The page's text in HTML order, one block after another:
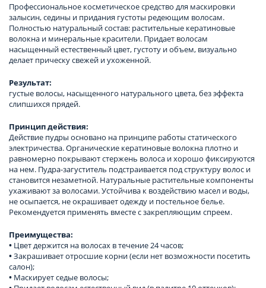
Профессиональное косметическое средство для маскировки
залысин, седины и придания густоты редеющим волосам.
Полностью натуральный состав: растительные кератиновые
волокна и минеральные красители. Придает волосам
насыщенный естественный цвет, густоту и объем, визуально
делает прическу свежей и ухоженной.
Результат:
густые волосы, насыщенного натурального цвета, без эффекта
слипшихся прядей.
Принцип действия:
Действие пудры основано на принципе работы статического
электричества. Органические кератиновые волокна плотно и
равномерно покрывают стержень волоса и хорошо фиксируются
на нем. Пудра-загуститель подстраивается под структуру волос и
становится незаметной. Натуральные растительные компоненты
ухаживают за волосами. Устойчива к воздействию масел и воды,
не осыпается, не окрашивает одежду и постельное белье.
Рекомендуется применять вместе с закрепляющим спреем.
Преимущества:
• Цвет держится на волосах в течение 24 часов;
•Закрашивает отросшие корни (если нет возможности посетить
салон);
• Маскирует седые волосы;